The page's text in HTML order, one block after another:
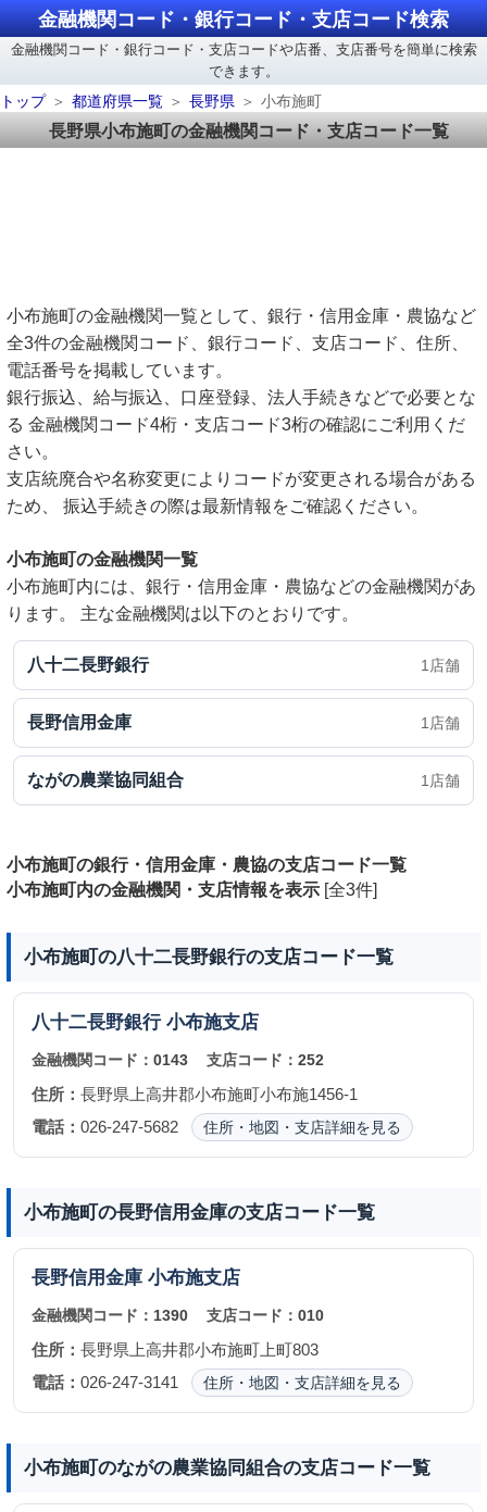
金融機関コード・銀行コード・支店コード検索
金融機関コード・銀行コード・支店コードや店番、支店番号を簡単に検索
できます。
トップ
都道府県一覧 長野県 小布施町
長野県小布施町の金融機関コード・支店コード一覧
小布施町の金融機関一覧として、銀行・信用金庫・農協など
全3件の金融機関コード、銀行コード、支店コード、住所、
電話番号を掲載しています。
銀行振込、給与振込、口座登録、法人手続きなどで必要とな
る 金融機関コード4桁・支店コード3桁の確認にご利用くだ
さい。
支店統廃合や名称変更によりコードが変更される場合がある
ため、 振込手続きの際は最新情報をご確認ください。
小布施町の金融機関一覧
小布施町内には、銀行・信用金庫・農協などの金融機関があ
ります。 主な金融機関は以下のとおりです。
八十二長野銀行 1店舗
長野信用金庫 1店舗
ながの農業協同組合 1店舗
小布施町の銀行・信用金庫・農協の支店コード一覧
小布施町内の金融機関・支店情報を表示 [全3件]
小布施町の八十二長野銀行の支店コード一覧
八十二長野銀行 小布施支店
金融機関コード： 0143 支店コード：252
住所： 長野県上高井郡小布施町小布施1456-1
電話： 026-247-5682 住所・地図・支店詳細を見る
小布施町の長野信用金庫の支店コード一覧
長野信用金庫 小布施支店
金融機関コード： 1390 支店コード：010
住所： 長野県上高井郡小布施町上町803
電話： 026-247-3141 住所・地図・支店詳細を見る
小布施町のながの農業協同組合の支店コード一覧